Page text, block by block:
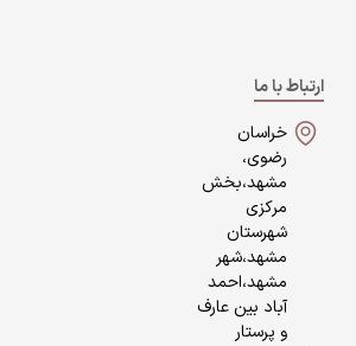
ارتباط با ما
خراسان
رضوی،
مشهد،بخش
مرکزی
شهرستان
مشهد،شهر
مشهد،احمد
آباد بین عارف
و پرستار